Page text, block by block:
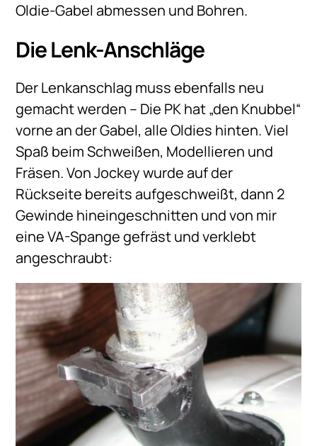
Oldie-Gabel abmessen und Bohren.
Die Lenk-Anschläge
Der Lenkanschlag muss ebenfalls neu
gemacht werden – Die PK hat „den Knubbel“
vorne an der Gabel, alle Oldies hinten. Viel
Spaß beim Schweißen, Modellieren und
Fräsen. Von Jockey wurde auf der
Rückseite bereits aufgeschweißt, dann 2
Gewinde hineingeschnitten und von mir
eine VA-Spange gefräst und verklebt
angeschraubt: